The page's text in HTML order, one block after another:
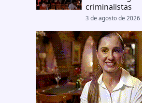
criminalistas
3 de agosto de 2026